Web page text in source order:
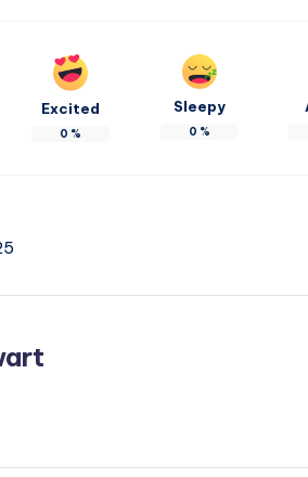
Excited
0 %
Sleepy
0 %